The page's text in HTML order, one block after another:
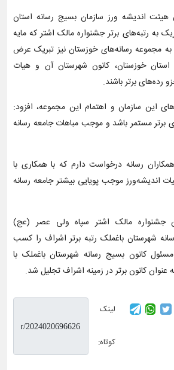
اندیشه ورز سازمان بسیج رسانه استان
به رتبه‌های برتر جشنواره مالک اشتر که مایه
به مجموعه رسانه‌های خوزستان نیز تبریک عرض
خوزستان، کانون شهرستان آن و هیات
رده‌های برتر باشند.
این سازمان و اهتمام این مجموعه، افزود:
برتر مستمر باشد و موجب مباهات جامعه رسانه
رسانه درخواست دارم که با همکاری با
اندیشه‌ورز موجب پویایی بیشتر جامعه رسانه
جشنواره مالک اشتر سپاه ولی عصر (عج)
شهرستان باغملک رتبه برتر اشراف را کسب
کانون بسیج رسانه شهرستان باغملک با
کانون برتر در زمینه اشراف تجلیل شد.
لینک
کوتاه: